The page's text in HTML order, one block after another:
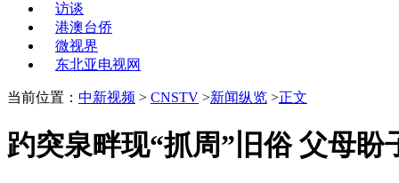
访谈
港澳台侨
微视界
东北亚电视网
当前位置： 中新视频 > CNSTV >新闻纵览 >正文
趵突泉畔现“抓周”旧俗 父母盼